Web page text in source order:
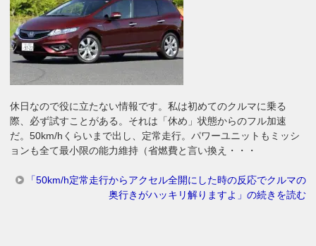
休日なので役に立たない情報です。私は初めてのクルマに乗る
際、必ず試すことがある。それは「休め」状態からのフル加速
だ。50km/hくらいまで出し、定常走行。パワーユニットもミッシ
ョンも全て最小限の能力維持（省燃費と言い換え・・・
「50km/h定常走行からアクセル全開にした時の反応でクルマの
奥行きがハッキリ解りますよ」の続きを読む